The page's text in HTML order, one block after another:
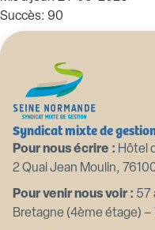
Succès: 90
Syndicat mixte de
Pour nous écrire : Hôtel
2 Quai Jean Moulin,
Pour venir nous voir : 57
Bretagne (4ème étage) –